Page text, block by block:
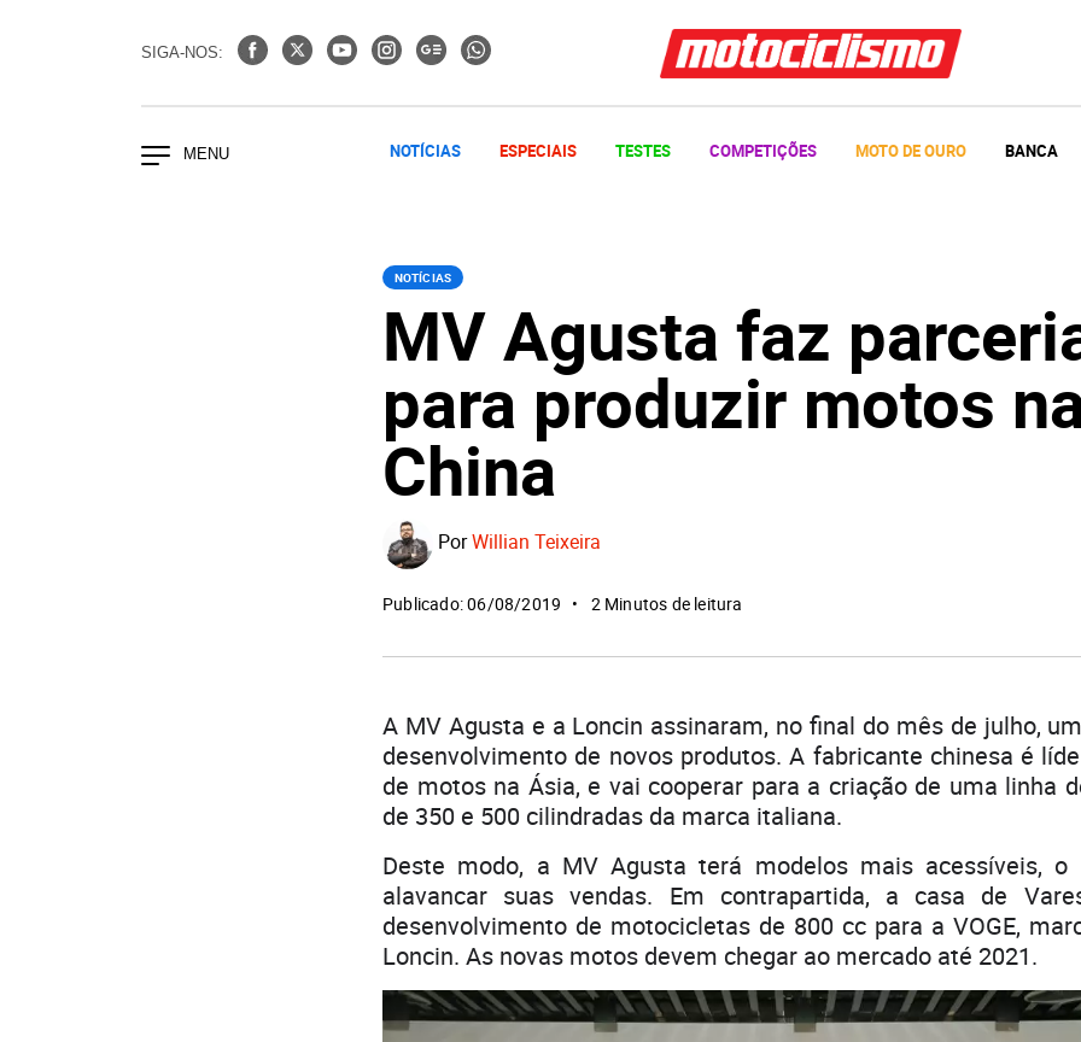
SIGA-NOS:
NOTÍCIAS ESPECIAIS TESTES COMPETIÇÕES MOTO DE OURO BANCA
NOTÍCIAS
MV Agusta faz
para produzir motos
China
PorWillian Teixeira
Publicado: 06/08/2019 2 Minutos de leitura
A MV Agusta e a Loncin assinaram, no final do mês de julho,
desenvolvimento de novos produtos. A fabricante chinesa é
de motos na Ásia, e vai cooperar para a criação de uma linha
de 350 e 500 cilindradas da marca italiana.
Deste modo, a MV Agusta terá modelos mais acessíveis, o
alavancar suas vendas. Em contrapartida, a casa de
desenvolvimento de motocicletas de 800 cc para a VOGE,
Loncin. As novas motos devem chegar ao mercado até 2021.